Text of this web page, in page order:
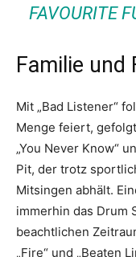
FAVOURITE
Familie und
Mit „Bad Listener“
Menge feiert, gefolgt
„You Never Know“
Pit, der trotz
Mitsingen abhält.
immerhin das Drum
beachtlichen
„Fire“ und „Beaten